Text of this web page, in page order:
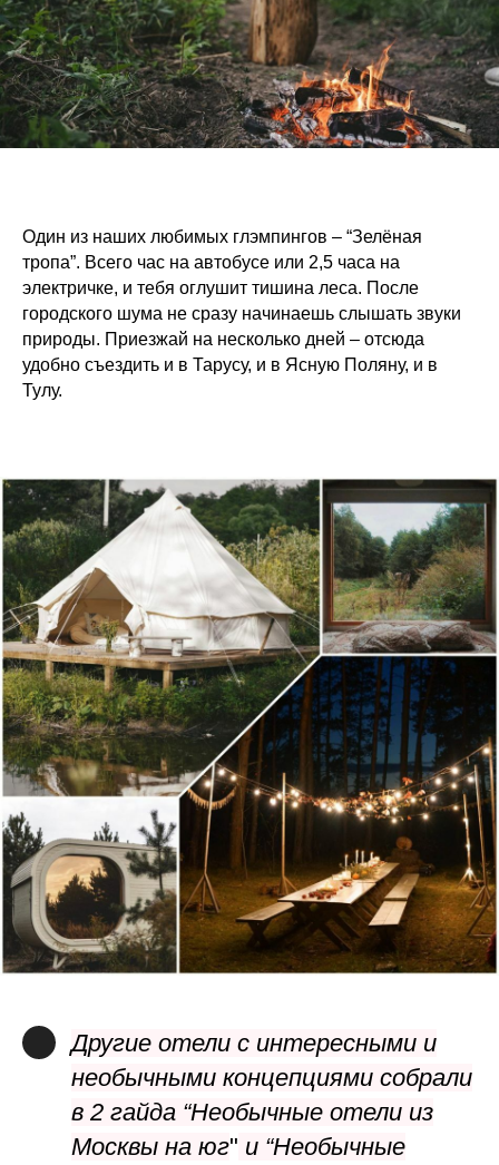
Один из наших любимых глэмпингов – “Зелёная
тропа”. Всего час на автобусе или 2,5 часа на
электричке, и тебя оглушит тишина леса. После
городского шума не сразу начинаешь слышать звуки
природы. Приезжай на несколько дней – отсюда
удобно съездить и в Тарусу, и в Ясную Поляну, и в
Тулу.
Другие отели с интересными и
необычными концепциями собрали
в 2 гайда “Необычные отели из
Москвы на юг" и “Необычные